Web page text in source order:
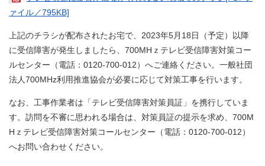
ァイル／795KB]
上記のチラシが配布されたお宅で、2023年5月18日（予定）以降
に受信障害が発生しましたら、700MHｚテレビ受信障害対策コー
ルセンター（電話：0120-700-012）へご連絡ください。一般社団
法人700MHz利用推進協会が必要に応じて対策工事を行います。
なお、工事作業者は「テレビ受信障害対策員証」を携行していま
す。訪問を不審に思われる場合は、対策員証の提示を求め、700M
Hｚテレビ受信障害対策コールセンター（電話：0120-700-012）
へお問い合わせください。